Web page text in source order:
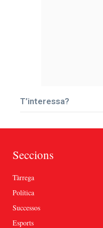
T’interessa?
Seccions
Tàrrega
Política
Successos
Esports